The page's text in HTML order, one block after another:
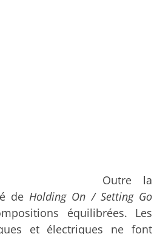
Outre la
de Holding On / Setting Go
équilibrées. Les
et électriques ne font